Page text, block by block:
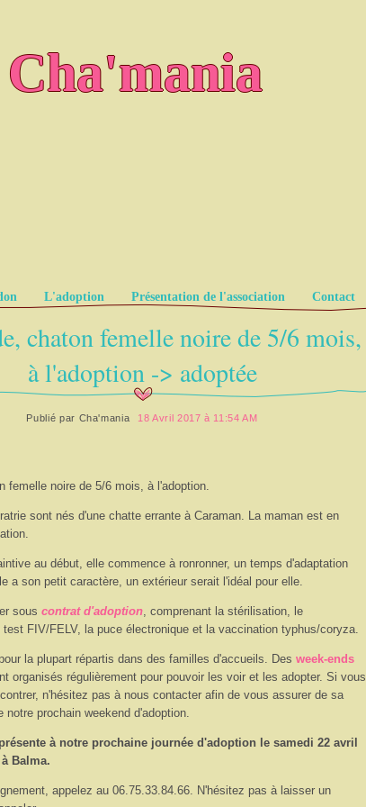
L'adoption Présentation de l'association Contact
chaton femelle noire de 5/6 mois,
à l'adoption -> adoptée
Publié par Cha'mania 18 Avril 2017 à 11:54 AM
femelle noire de 5/6 mois, à l'adoption.
sont nés d'une chatte errante à Caraman. La maman est en
au début, elle commence à ronronner, un temps d'adaptation
a son petit caractère, un extérieur serait l'idéal pour elle.
sous contrat d'adoption, comprenant la stérilisation, le
test FIV/FELV, la puce électronique et la vaccination typhus/coryza.
la plupart répartis dans des familles d'accueils. Des week-ends
organisés régulièrement pour pouvoir les voir et les adopter. Si vous
n'hésitez pas à nous contacter afin de vous assurer de sa
notre prochain weekend d'adoption.
à notre prochaine journée d'adoption le samedi 22 avril
Balma.
appelez au 06.75.33.84.66. N'hésitez pas à laisser un